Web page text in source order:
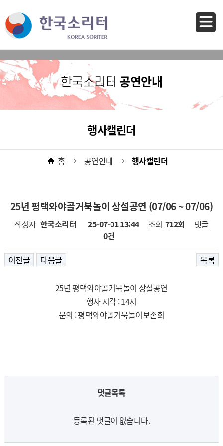
한국소리터 공연안내
행사캘린더
홈 공연안내 행사캘린더
25년 평택와야골거북놀이 상설공연 (07/06 ~ 07/06)
페이지 정보
작성자 한국소리터 25-07-01 13:44 조회 712회
댓글
0건
이전글
다음글 목록
25년 평택와야골거북놀이 상설공연
행사 시각 : 14시
문의 : 평택와야골거북놀이보존회
댓글목록
등록된 댓글이 없습니다.